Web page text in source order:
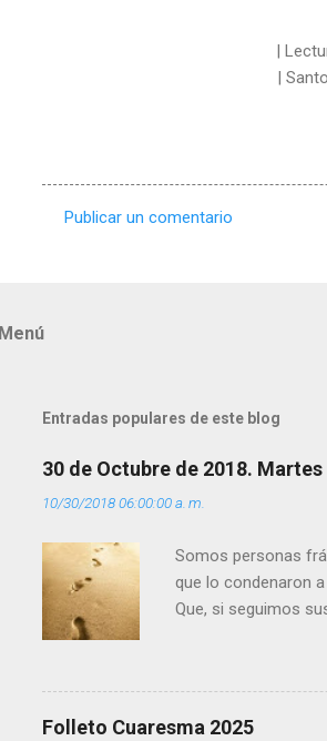
|
|
a
Publicar un comentario
Menú
Entradas populares de este blog
30 de Octubre de 2018. Martes
10/30/2018 06:00:00 a. m.
Somos personas
que lo condenaron
Que, si seguimos
que los demás se
pero tú me das la
”. - ¿Te sientes
Folleto Cuaresma 2025